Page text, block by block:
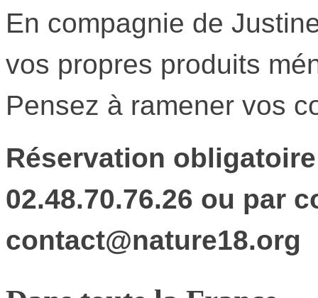
En compagnie de
vos propres produits
Pensez à ramener vos
Réservation
02.48.70.76.26 ou par
contact@nature18.org